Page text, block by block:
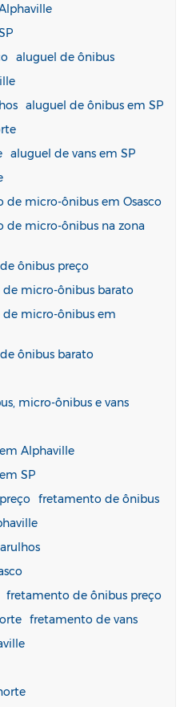
aluguel de ônibus
aluguel de ônibus em SP
aluguel de vans em SP
micro-ônibus em Osasco
de micro-ônibus na zona
ônibus preço
micro-ônibus barato
micro-ônibus em
ônibus barato
micro-ônibus e vans
Alphaville
SP
fretamento de ônibus
fretamento de ônibus preço
fretamento de vans